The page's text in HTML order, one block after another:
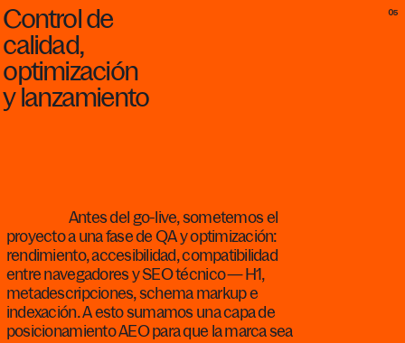
Controlde
calidad,
optimización
y lanzamiento
05
Antes del go-live, sometemos el
proyecto a una fase de QA y optimización:
rendimiento, accesibilidad, compatibilidad
entre navegadores y SEO técnico — H1,
metadescripciones, schema markup e
indexación. A esto sumamos una capa de
posicionamiento AEO para que la marca sea